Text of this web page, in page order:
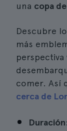
una copa
Descubre
más
comer. Así
cerca de
Duración